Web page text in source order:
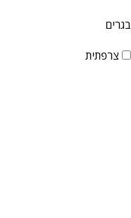
צרפתית